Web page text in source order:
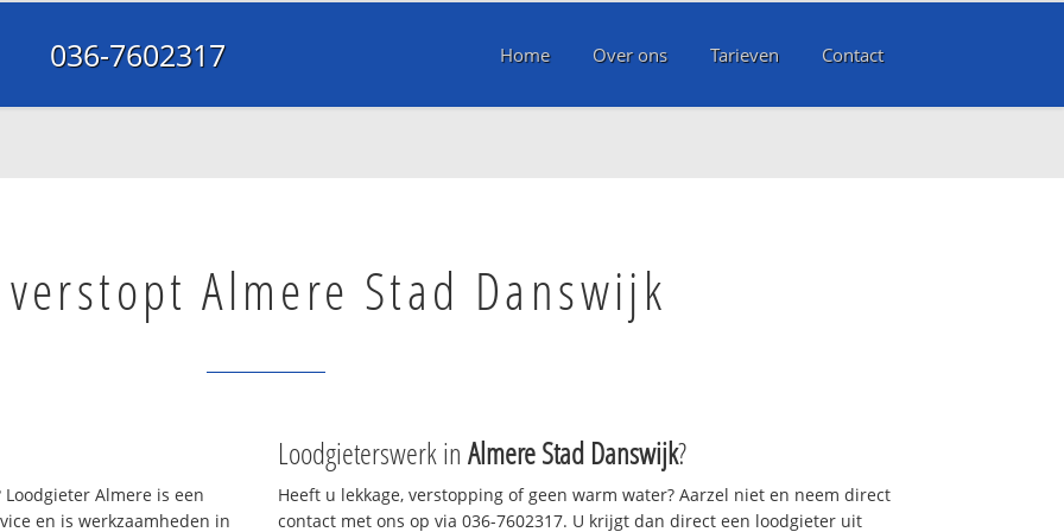
036-7602317 Home Over ons Tarieven Contact
Almere Stad Danswijk
Almere is een
en is werkzaamheden in
Loodgieterswerk in Almere Stad Danswijk?
Heeft u lekkage, verstopping of geen warm water? Aarzel niet en neem direct
contact met ons op via 036-7602317. U krijgt dan direct een loodgieter uit